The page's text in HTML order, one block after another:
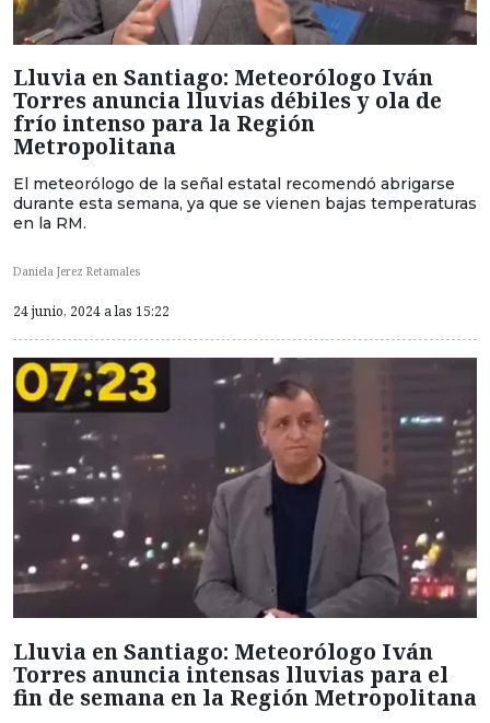
Lluvia en Santiago: Meteorólogo Iván
Torres anuncia lluvias débiles y ola de
frío intenso para la Región
Metropolitana
El meteorólogo de la señal estatal recomendó abrigarse
durante esta semana, ya que se vienen bajas temperaturas
en la RM.
Daniela Jerez Retamales
24 junio, 2024 a las 15:22
Lluvia en Santiago: Meteorólogo Iván
Torres anuncia intensas lluvias para el
fin de semana en la Región Metropolitana